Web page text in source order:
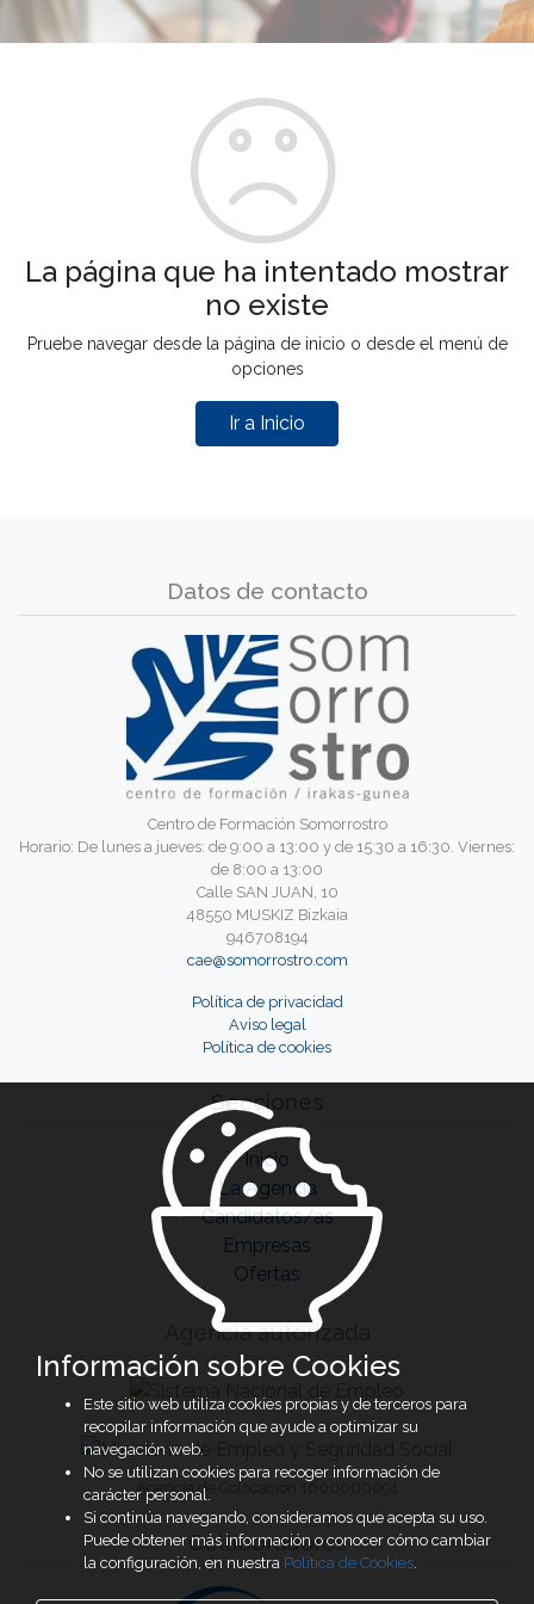
La página que ha intentado mostrar
no existe
Pruebe navegar desde la página de inicio o desde el menú de
opciones
Ir a Inicio
Datos de contacto
Centro de Formación Somorrostro
Horario: De lunes a jueves: de 9:00 a 13:00 y de 15:30 a 16:30. Viernes:
de 8:00 a 13:00
Calle SAN JUAN, 10
48550 MUSKIZ Bizkaia
946708194
cae@somorrostro.com
Política de privacidad
Aviso legal
Política de cookies
Secciones
Inicio
La Agencia
Candidatos/as
Empresas
Ofertas
Agencia autorizada
Agencia de Colocación 1600000091
Colaboradores
Información sobre Cookies
Este sitio web utiliza cookies propias y de terceros para
recopilar información que ayude a optimizar su
navegación web.
No se utilizan cookies para recoger información de
carácter personal.
Si continúa navegando, consideramos que acepta su uso.
Puede obtener más información o conocer cómo cambiar
la configuración, en nuestra Política de Cookies.